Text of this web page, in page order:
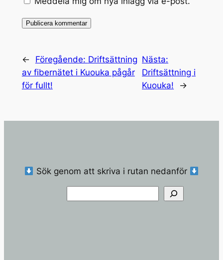
←
Föregående: Driftsättning
av fibernätet i Kuouka pågår
för fullt!
Nästa:
Driftsättning i
Kuouka!
→
Sök genom att skriva i rutan nedanför